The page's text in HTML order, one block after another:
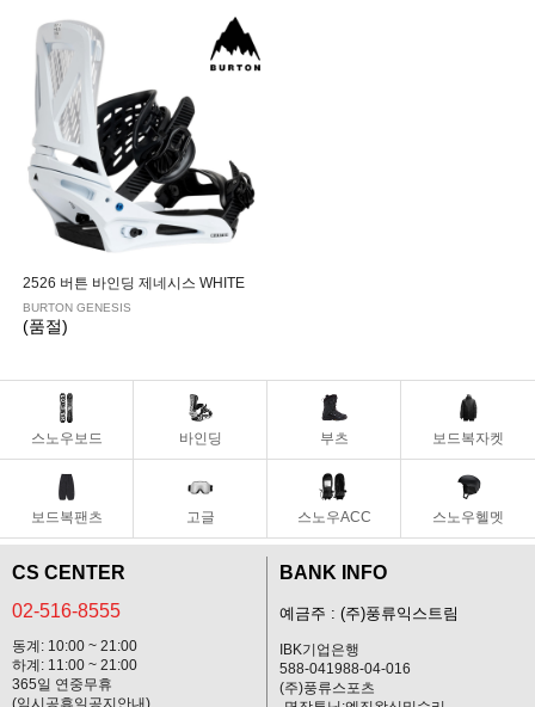
2526 버튼 바인딩 제네시스 WHITE
BURTON GENESIS
(품절)
스노우보드 바인딩 부츠 보드복자켓
보드복팬츠 고글 스노우ACC 스노우헬멧
CS CENTER
02-516-8555
동계: 10:00 ~ 21:00
하계: 11:00 ~ 21:00
365일 연중무휴
BANK INFO
예금주 : (주)풍류익스트림
IBK기업은행
588-041988-04-016
(주)풍류스포츠